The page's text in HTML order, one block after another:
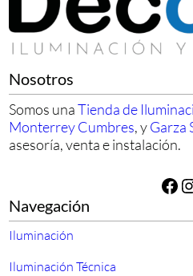
Nosotros
Somos unaTienda de
Monterrey Cumbres, yGarza
asesoría, venta e instalación.
Facebook
Navegación
Iluminación
Iluminación Técnica